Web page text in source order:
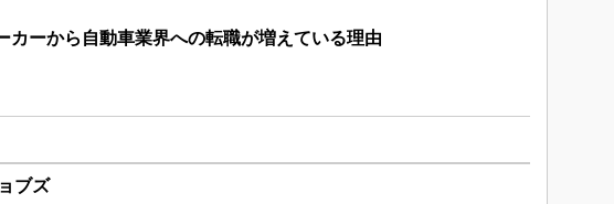
カーから自動車業界への転職が増えている理由
ブズ